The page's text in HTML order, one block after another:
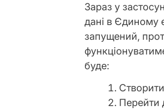
Зараз у
дані в Єдиному
запущений,
буде:
Перейти